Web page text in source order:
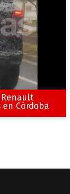
Córdoba